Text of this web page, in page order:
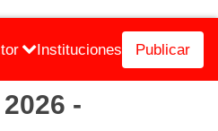
Instituciones Publicar
-